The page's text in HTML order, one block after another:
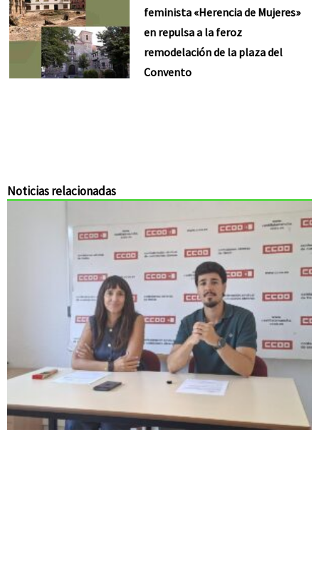
feminista «Herencia de Mujeres»
en repulsa a la feroz
remodelación de la plaza del
Convento
Noticias relacionadas